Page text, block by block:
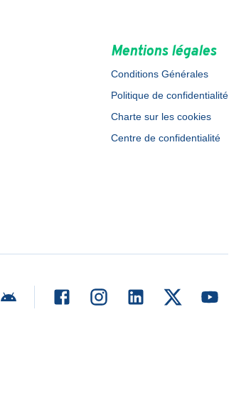
Mentions légales
Conditions Générales
Politique de confidentialité
Charte sur les cookies
Centre de confidentialité